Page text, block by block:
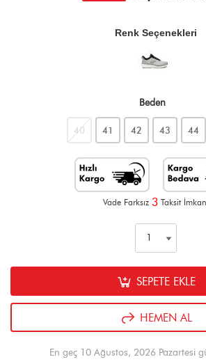
Renk Seçenekleri
Beden
40 41 42 43 44
Vade Farksız 3 Taksit
SEPETE EKLE
HEMEN AL
En geç 10 Ağustos, 2026 Pazartesi